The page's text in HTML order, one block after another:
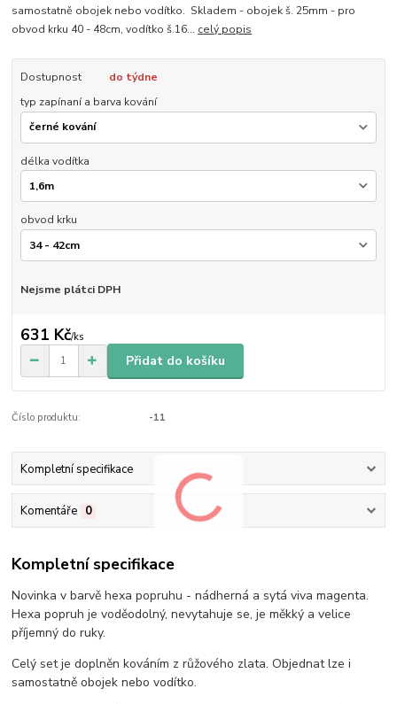
samostatně obojek nebo vodítko. Skladem - obojek š. 25mm - pro
obvod krku 40 - 48cm, vodítko š.16... celý popis
Dostupnost
do týdne
typ zapínaní a barva kování
délka vodítka
obvod krku
Nejsme plátci DPH
631 Kč/ks
Přidat do košíku
Číslo produktu: -11
Kompletní specifikace
Komentáře 0
Kompletní specifikace
Novinka v barvě hexa popruhu - nádherná a sytá viva magenta.
Hexa popruh je voděodolný, nevytahuje se, je měkký a velice
příjemný do ruky.
Celý set je doplněn kováním z růžového zlata. Objednat lze i
samostatně obojek nebo vodítko.